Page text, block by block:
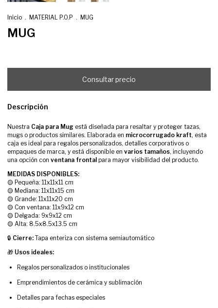
Inicio . MATERIAL P.O.P . MUG
MUG
Descripción
Nuestra Caja para Mug está diseñada para resaltar y proteger tazas,
mugs o productos similares. Elaborada en microcorrugado kraft, esta
caja es ideal para regalos personalizados, detalles corporativos o
empaques de marca, y está disponible en varios tamaños, incluyendo
una opción con ventana frontal para mayor visibilidad del producto.
MEDIDAS DISPONIBLES:
🟡 Pequeña: 11x11x11 cm
🟡 Mediana: 11x11x15 cm
🟡 Grande: 11x11x20 cm
🟡 Con ventana: 11x9x12 cm
🟡 Delgada: 9x9x12 cm
🟡 Alta: 8.5x8.5x13.5 cm
🔒 Cierre: Tapa enteriza con sistema semiautomático
🎁 Usos ideales:
Regalos personalizados o institucionales
Emprendimientos de cerámica y sublimación
Detalles para fechas especiales